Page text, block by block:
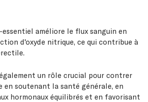
essentiel améliore le flux sanguin en
d'oxyde nitrique, ce qui contribue à
un rôle crucial pour contrer
en soutenant la santé générale, en
hormonaux équilibrés et en favorisant